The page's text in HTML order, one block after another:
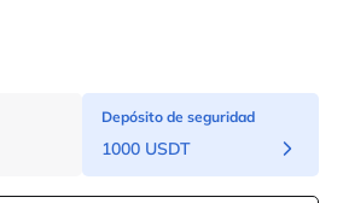
Depósito de seguridad
1000 USDT